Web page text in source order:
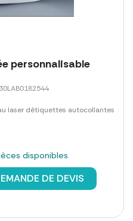
personnalisable
laser détiquettes autocollantes
disponibles
DE DEVIS